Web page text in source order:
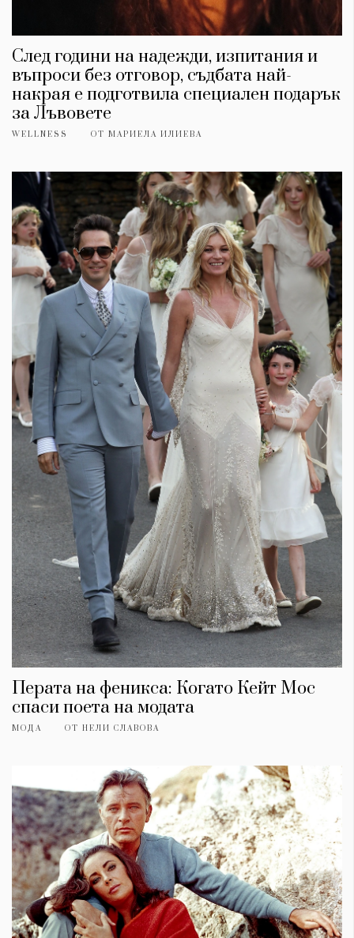
След години на надежди, изпитания и
въпроси без отговор, съдбата най-
накрая е подготвила специален подарък
за Лъвовете
WELLNESS ОТ МАРИЕЛА ИЛИЕВА
Перата на феникса: Когато Кейт Мос
спаси поета на модата
МОДА ОТ НЕЛИ СЛАВОВА